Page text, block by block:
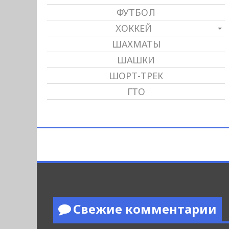
ФУТБОЛ
ХОККЕЙ
ШАХМАТЫ
ШАШКИ
ШОРТ-ТРЕК
ГТО
Свежие комментарии